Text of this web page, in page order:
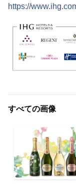
https://
すべての画像